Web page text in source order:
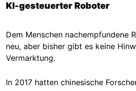
KI-gesteuerter Roboter
Dem Menschen nachempfundene
neu, aber bisher gibt es keine
Vermarktung.
In 2017 hatten chinesische